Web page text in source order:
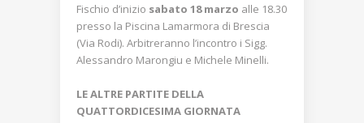
Fischio d’inizio sabato 18 marzo alle 18.30
presso la Piscina Lamarmora di Brescia
(Via Rodi). Arbitreranno l’incontro i Sigg.
Alessandro Marongiu e Michele Minelli.
LE ALTRE PARTITE DELLA
QUATTORDICESIMA GIORNATA